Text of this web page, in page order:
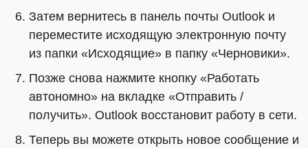
Затем вернитесь в панель почты Outlook и
переместите исходящую электронную почту
из папки «Исходящие» в папку «Черновики».
Позже снова нажмите кнопку «Работать
автономно» на вкладке «Отправить /
получить». Outlook восстановит работу в сети.
Теперь вы можете открыть новое сообщение и